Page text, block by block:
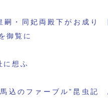
嗣・同妃両殿下がお成り
御覧に
に想ふ
込のファーブル”昆虫記